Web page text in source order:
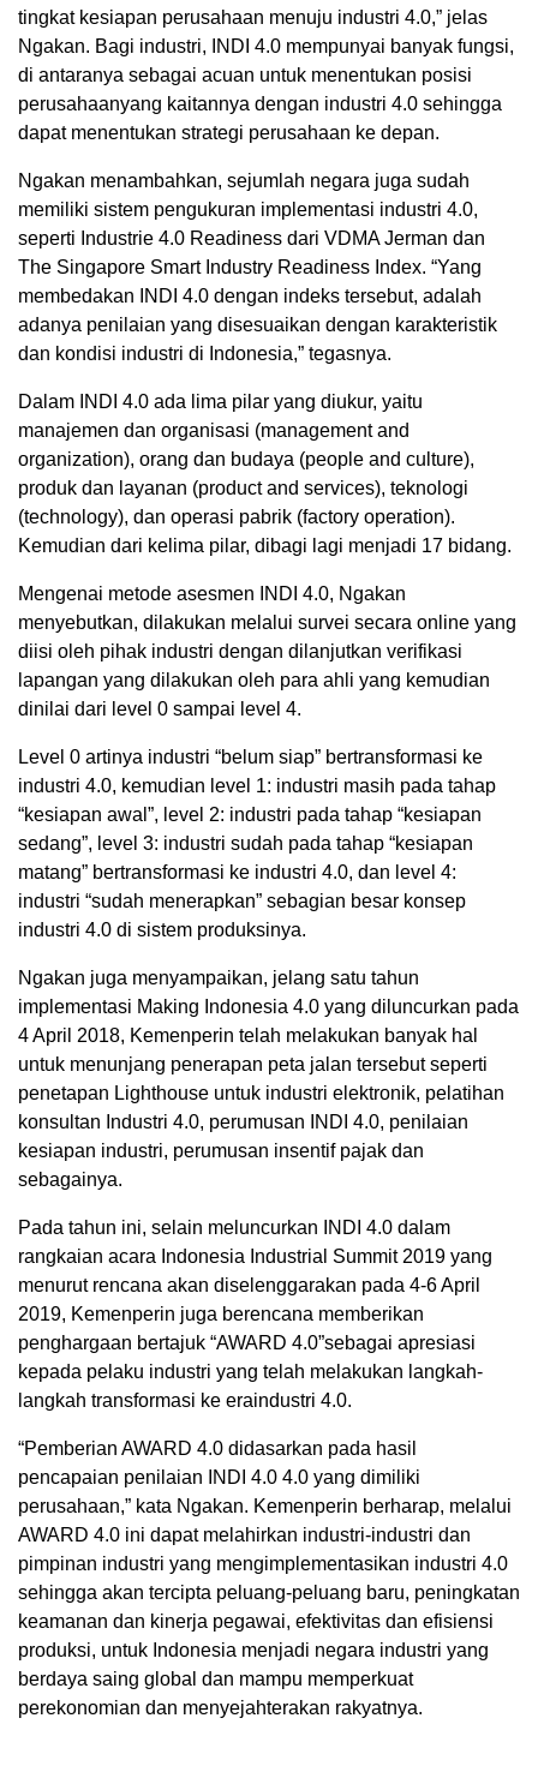
tingkat kesiapan perusahaan menuju industri 4.0,” jelas
Ngakan. Bagi industri, INDI 4.0 mempunyai banyak fungsi,
di antaranya sebagai acuan untuk menentukan posisi
perusahaanyang kaitannya dengan industri 4.0 sehingga
dapat menentukan strategi perusahaan ke depan.
Ngakan menambahkan, sejumlah negara juga sudah
memiliki sistem pengukuran implementasi industri 4.0,
seperti Industrie 4.0 Readiness dari VDMA Jerman dan
The Singapore Smart Industry Readiness Index. “Yang
membedakan INDI 4.0 dengan indeks tersebut, adalah
adanya penilaian yang disesuaikan dengan karakteristik
dan kondisi industri di Indonesia,” tegasnya.
Dalam INDI 4.0 ada lima pilar yang diukur, yaitu
manajemen dan organisasi (management and
organization), orang dan budaya (people and culture),
produk dan layanan (product and services), teknologi
(technology), dan operasi pabrik (factory operation).
Kemudian dari kelima pilar, dibagi lagi menjadi 17 bidang.
Mengenai metode asesmen INDI 4.0, Ngakan
menyebutkan, dilakukan melalui survei secara online yang
diisi oleh pihak industri dengan dilanjutkan verifikasi
lapangan yang dilakukan oleh para ahli yang kemudian
dinilai dari level 0 sampai level 4.
Level 0 artinya industri “belum siap” bertransformasi ke
industri 4.0, kemudian level 1: industri masih pada tahap
“kesiapan awal”, level 2: industri pada tahap “kesiapan
sedang”, level 3: industri sudah pada tahap “kesiapan
matang” bertransformasi ke industri 4.0, dan level 4:
industri “sudah menerapkan” sebagian besar konsep
industri 4.0 di sistem produksinya.
Ngakan juga menyampaikan, jelang satu tahun
implementasi Making Indonesia 4.0 yang diluncurkan pada
4 April 2018, Kemenperin telah melakukan banyak hal
untuk menunjang penerapan peta jalan tersebut seperti
penetapan Lighthouse untuk industri elektronik, pelatihan
konsultan Industri 4.0, perumusan INDI 4.0, penilaian
kesiapan industri, perumusan insentif pajak dan
sebagainya.
Pada tahun ini, selain meluncurkan INDI 4.0 dalam
rangkaian acara Indonesia Industrial Summit 2019 yang
menurut rencana akan diselenggarakan pada 4-6 April
2019, Kemenperin juga berencana memberikan
penghargaan bertajuk “AWARD 4.0”sebagai apresiasi
kepada pelaku industri yang telah melakukan langkah-
langkah transformasi ke eraindustri 4.0.
“Pemberian AWARD 4.0 didasarkan pada hasil
pencapaian penilaian INDI 4.0 4.0 yang dimiliki
perusahaan,” kata Ngakan. Kemenperin berharap, melalui
AWARD 4.0 ini dapat melahirkan industri-industri dan
pimpinan industri yang mengimplementasikan industri 4.0
sehingga akan tercipta peluang-peluang baru, peningkatan
keamanan dan kinerja pegawai, efektivitas dan efisiensi
produksi, untuk Indonesia menjadi negara industri yang
berdaya saing global dan mampu memperkuat
perekonomian dan menyejahterakan rakyatnya.